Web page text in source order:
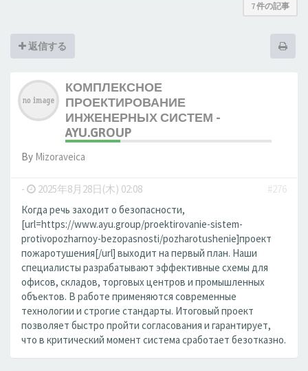
7 件の記事
返信する
КОМПЛЕКСНОЕ
ПРОЕКТИРОВАНИЕ
ИНЖЕНЕРНЫХ СИСТЕМ -
AYU.GROUP
By Mizoraveica
- 2025年8月28日(木) 02:08
#276
Когда речь заходит о безопасности,
[url=https://www.ayu.group/proektirovanie-sistem-
protivopozharnoy-bezopasnosti/pozharotushenie]проект
пожаротушения[/url] выходит на первый план. Наши
специалисты разрабатывают эффективные схемы для
офисов, складов, торговых центров и промышленных
объектов. В работе применяются современные
технологии и строгие стандарты. Итоговый проект
позволяет быстро пройти согласования и гарантирует,
что в критический момент система сработает безотказно.